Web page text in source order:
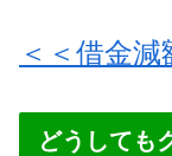
＜＜借金
どうしても